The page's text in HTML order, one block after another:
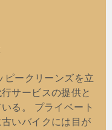
ピークリーンズを立
サービスの提供と
る。 プライベート
いバイクには目が